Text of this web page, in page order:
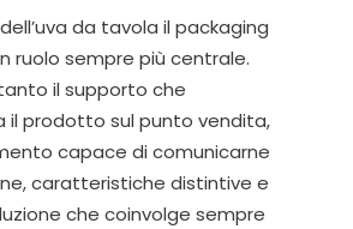
da tavola il packaging
ruolo sempre più centrale.
il supporto che
il prodotto sul punto vendita,
capace di comunicarne
caratteristiche distintive e
che coinvolge sempre